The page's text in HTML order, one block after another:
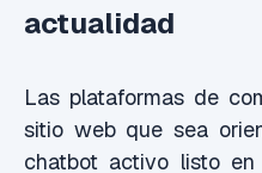
actualidad
Las plataformas de
sitio web que sea
chatbot activo listo